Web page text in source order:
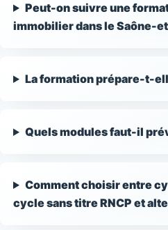
Peut-on suivre une
immobilier dans le Saône-
La formation prépare-t-
Quels modules faut-il
Comment choisir entre
cycle sans titre RNCP et